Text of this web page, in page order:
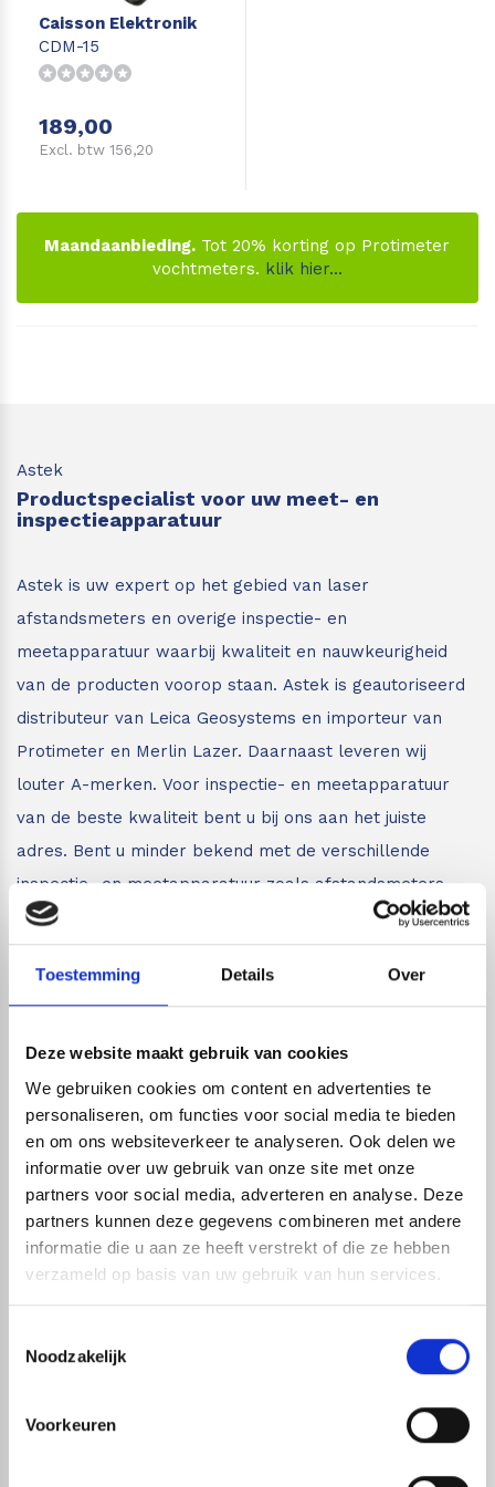
Toestemming Details Over
Deze website maakt gebruik van cookies
We gebruiken cookies om content en advertenties te
personaliseren, om functies voor social media te bieden
en om ons websiteverkeer te analyseren. Ook delen we
informatie over uw gebruik van onze site met onze
partners voor social media, adverteren en analyse. Deze
partners kunnen deze gegevens combineren met andere
informatie die u aan ze heeft verstrekt of die ze hebben
verzameld op basis van uw gebruik van hun services.
Noodzakelijk
Voorkeuren
Leica Disto S910
DISTO Plan app
Leica BLK3D Imager
Monitoring
Accessoires
Caisson Elektronik
CDM-15
189,00
Excl. btw 156,20
Maandaanbieding. Tot 20% korting op Protimeter
vochtmeters. klik hier...
Astek
Productspecialist voor uw meet- en
inspectieapparatuur
Astek is uw expert op het gebied van laser
afstandsmeters en overige inspectie- en
meetapparatuur waarbij kwaliteit en nauwkeurigheid
van de producten voorop staan. Astek is geautoriseerd
distributeur van Leica Geosystems en importeur van
Protimeter en Merlin Lazer. Daarnaast leveren wij
louter A-merken. Voor inspectie- en meetapparatuur
van de beste kwaliteit bent u bij ons aan het juiste
adres. Bent u minder bekend met de verschillende
inspectie- en meetapparatuur zoals afstandsmeters,
lijnlasers en glasmeters?
Wij leveren vakkundig advies
aan iedereen die met onze meetapparatuur gaat
werken. Bent u op zoek naar een meter met specifieke
en helpen wij u bij het vergelijken van de verschillende
modellen om tot de beste keuze te komen. Meer
informatie over specifieke producten kunt u vinden op
de productpagina’s. Mocht u daarna nog vragen hebben
dan kunt u altijd per mail of telefoon contact met ons
opnemen.
Live chat
Chat met één van onze specialisten
Wij zijn dus ook gewoon bereikbaar in het